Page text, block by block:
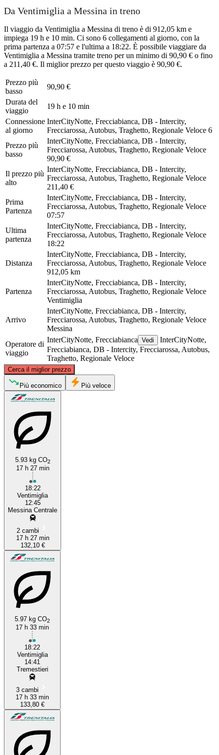
Da Ventimiglia a Messina in treno
Il viaggio da Ventimiglia a Messina di treno è di 912,05 km e
impiega 19 h e 10 min. Ci sono 6 collegamenti al giorno, con la
prima partenza a 07:57 e l'ultima a 18:22. È possibile viaggiare da
Ventimiglia a Messina tramite treno per un minimo di 90,90 € o fino
a 211,40 €. Il miglior prezzo per questo viaggio è 90,90 €.
Prezzo più
basso
90,90 €
Durata del
viaggio
19 h e 10 min
Connessione
al giorno
InterCityNotte, Frecciabianca, DB - Intercity,
Frecciarossa, Autobus, Traghetto, Regionale Veloce 6
Prezzo più
basso
InterCityNotte, Frecciabianca, DB - Intercity,
Frecciarossa, Autobus, Traghetto, Regionale Veloce
90,90 €
Il prezzo più
alto
InterCityNotte, Frecciabianca, DB - Intercity,
Frecciarossa, Autobus, Traghetto, Regionale Veloce
211,40 €
Prima
Partenza
InterCityNotte, Frecciabianca, DB - Intercity,
Frecciarossa, Autobus, Traghetto, Regionale Veloce
07:57
Ultima
partenza
InterCityNotte, Frecciabianca, DB - Intercity,
Frecciarossa, Autobus, Traghetto, Regionale Veloce
18:22
Distanza
InterCityNotte, Frecciabianca, DB - Intercity,
Frecciarossa, Autobus, Traghetto, Regionale Veloce
912,05 km
Partenza
InterCityNotte, Frecciabianca, DB - Intercity,
Frecciarossa, Autobus, Traghetto, Regionale Veloce
Ventimiglia
Arrivo
InterCityNotte, Frecciabianca, DB - Intercity,
Frecciarossa, Autobus, Traghetto, Regionale Veloce
Messina
Operatore di
viaggio
InterCityNotte, Frecciabianca Vedi
InterCityNotte,
Frecciabianca, DB - Intercity, Frecciarossa, Autobus,
Traghetto, Regionale Veloce
Cerca il miglior prezzo
Ventimiglia
© CARTO, ©
Più economico Più veloce
5.93 kg CO2
17 h 27 min
18:22
Ventimiglia
12:45
Messina Centrale
2 cambi
17 h 27 min
132,10 €
5.97 kg CO2
17 h 33 min
18:22
Ventimiglia
14:41
Tremestieri
3 cambi
17 h 33 min
133,80 €